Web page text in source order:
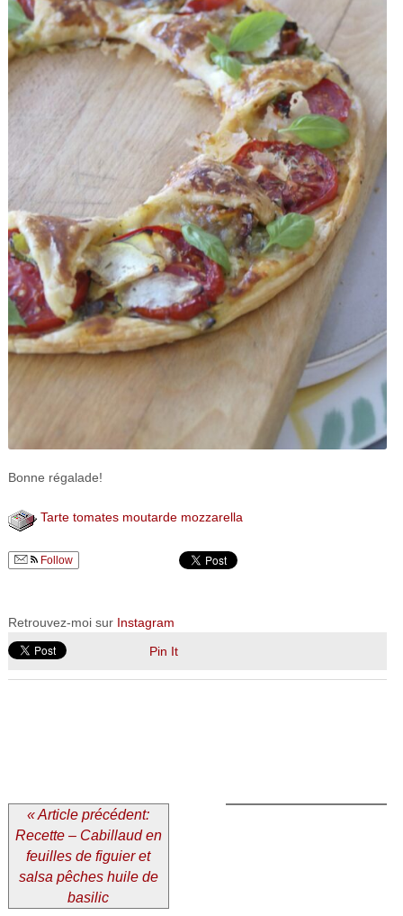
Bonne régalade!
Tarte tomates moutarde mozzarella
Follow
Retrouvez-moi sur Instagram
Pin It
« Article précédent:
Recette – Cabillaud en
feuilles de figuier et
salsa pêches huile de
basilic